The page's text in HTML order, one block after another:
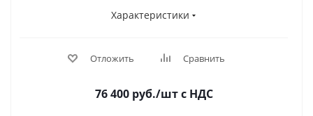
Характеристики
Отложить Сравнить
76 400 руб./штс НДС